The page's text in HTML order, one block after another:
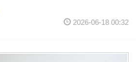
2026-06-18 00:32